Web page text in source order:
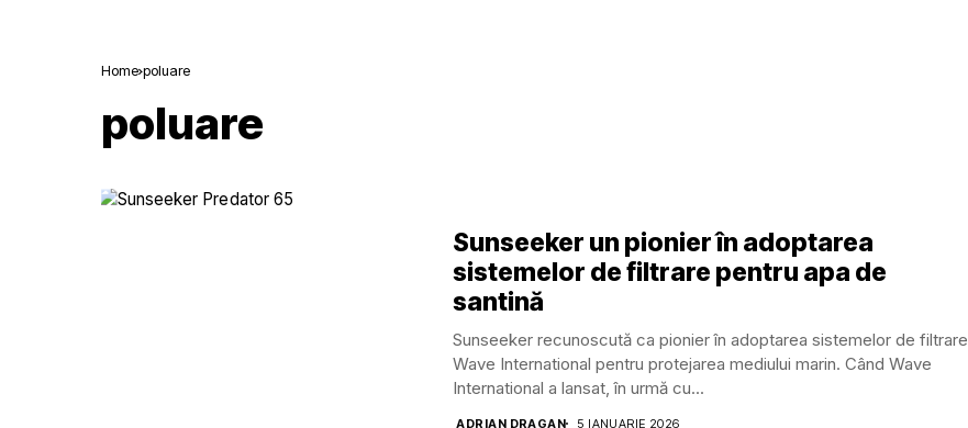
Home poluare
poluare
Sunseeker un pionier în adoptarea
sistemelor de filtrare pentru apa de
santină
Sunseeker recunoscută ca pionier în adoptarea sistemelor de filtrare
Wave International pentru protejarea mediului marin. Când Wave
International a lansat, în urmă cu...
ADRIAN DRAGAN 5 IANUARIE 2026